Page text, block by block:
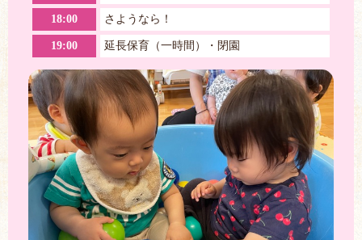
18:00 さようなら！
19:00 延長保育（一時間）・閉園